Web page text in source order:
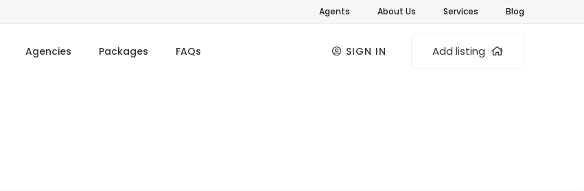
Agents About Us Services Blog
Agencies Packages FAQs SIGN IN Add listing